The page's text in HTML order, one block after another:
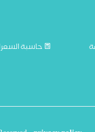
حاسبة